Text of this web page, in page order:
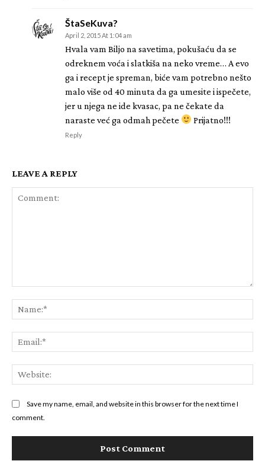
ŠtaSeKuva?
April 2, 2015 At 1:04 am
Hvala vam Biljo na savetima, pokušaću da se
odreknem voća i slatkiša na neko vreme… A evo
ga i recept je spreman, biće vam potrebno nešto
malo više od 40 minuta da ga umesite i ispečete,
jer u njega ne ide kvasac, pa ne čekate da
naraste već ga odmah pečete
Prijatno!!!
Reply
LEAVE A REPLY
Save my name, email, and website in this browser for the next time I
comment.